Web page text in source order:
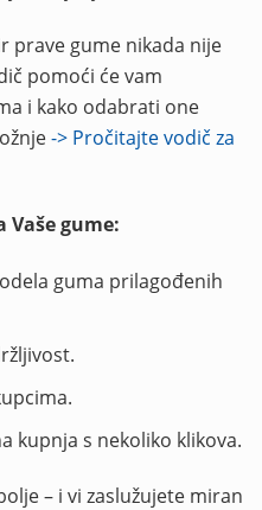
prave gume nikada nije
pomoći će vam
i kako odabrati one
-> Pročitajte vodič za
gume:
guma prilagođenih
kupnja s nekoliko klikova.
– i vi zaslužujete miran